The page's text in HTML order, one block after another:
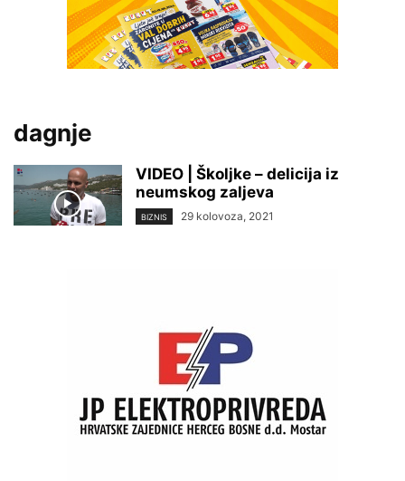
dagnje
VIDEO | Školjke – delicija iz
neumskog zaljeva
BIZNIS 29 kolovoza, 2021